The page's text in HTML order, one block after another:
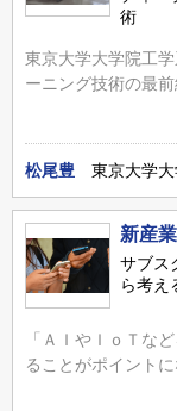
術
東京大学大学院工
ーニング技術の最
松尾豊 東京大学
新産
サブス
ら考え
「ＡＩやＩｏＴな
ることがポイント